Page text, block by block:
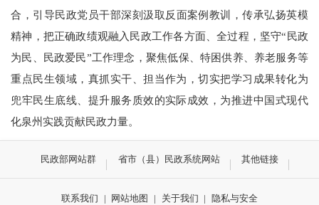
合，引导民政党员干部深刻汲取反面案例教训，传承弘扬英模
精神，把正确政绩观融入民政工作各方面、全过程，坚守“民政
为民、民政爱民”工作理念，聚焦低保、特困供养、养老服务等
重点民生领域，真抓实干、担当作为，切实把学习成果转化为
兜牢民生底线、提升服务质效的实际成效，为推进中国式现代
化泉州实践贡献民政力量。
民政部网站群 省市（县）民政系统网站 其他链接
联系我们 | 网站地图 | 关于我们 |
隐私与安全